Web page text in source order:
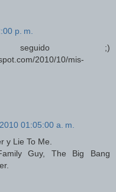
p. m.
;)
2010/10/mis-
01:05:00 a. m.
y Lie To Me.
Guy, The Big Bang